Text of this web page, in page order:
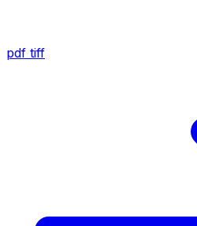
pdf tiff